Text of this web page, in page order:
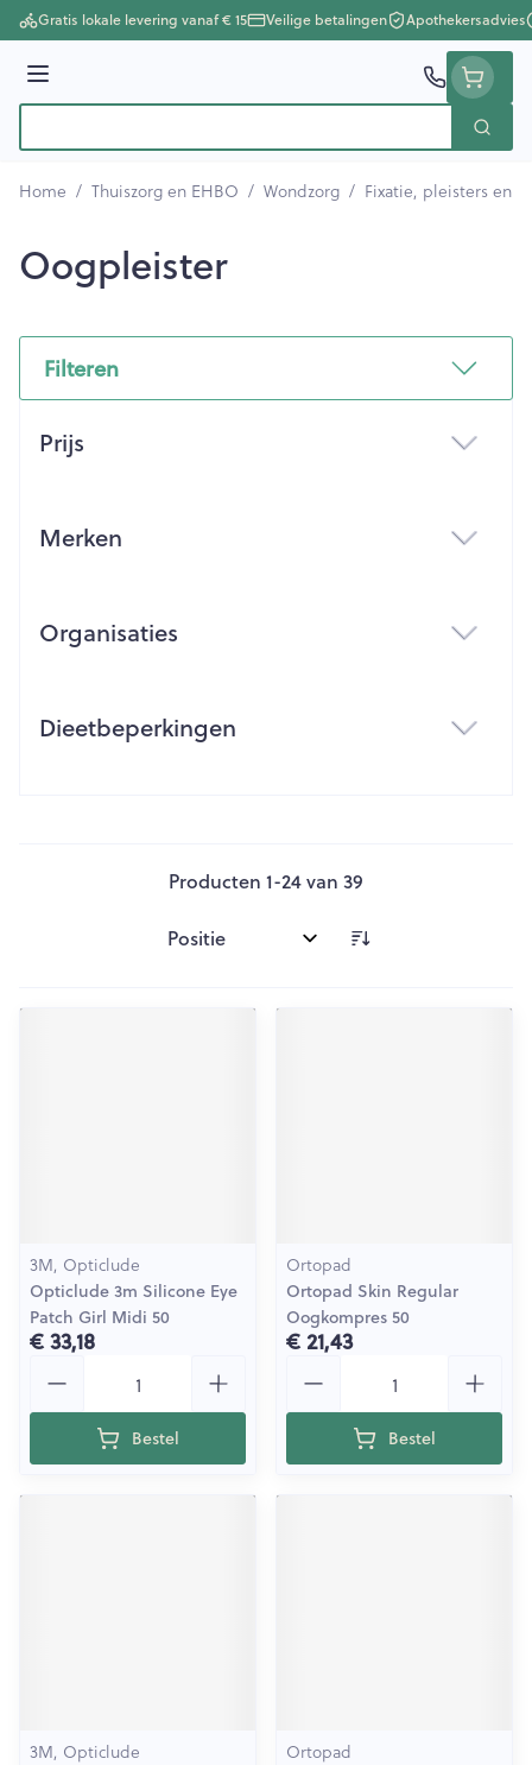
Ga naar de inhoud
Gratis lokale levering vanaf € 15 Veilige betalingen Apothekersadvies
Menu
Zoek
Home / Thuiszorg en EHBO / Wondzorg / Fixatie, pleisters en
Oogpleister
Filteren
Prijs
Merken
Organisaties
Dieetbeperkingen
Producten 1-24van 39
Sorteer op:
3M, Opticlude
Opticlude 3m Silicone Eye
Patch Girl Midi 50
€ 33,18
Bestel
Ortopad
Ortopad Skin Regular
Oogkompres 50
€ 21,43
Bestel
3M, Opticlude Ortopad